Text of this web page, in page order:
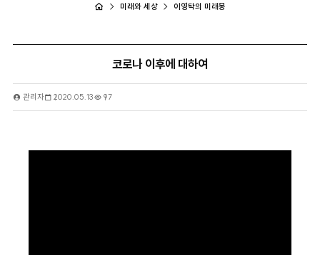
미래와 세상 이영탁의 미래몽
코로나 이후에 대하여
관리자 2020.05.13 97